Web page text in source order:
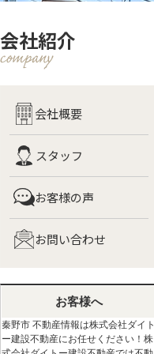
会社紹介
会社概要
スタッフ
お客様の声
お問い合わせ
お客様へ
秦野市 不動産情報は株式会社ダイト
ー建設不動産にお任せください！株